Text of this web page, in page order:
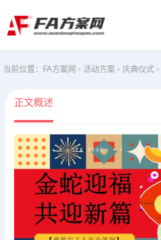
当前位置： FA方案网 > 活动方案 > 庆典仪式 >
正文概述